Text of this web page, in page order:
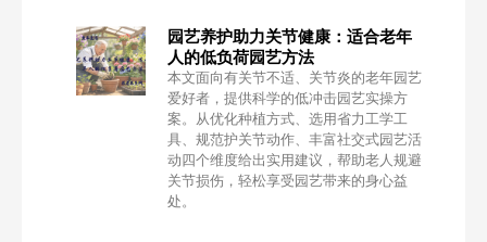
园艺养护助力关节健康：适合老年
人的低负荷园艺方法
本文面向有关节不适、关节炎的老年园艺
爱好者，提供科学的低冲击园艺实操方
案。从优化种植方式、选用省力工学工
具、规范护关节动作、丰富社交式园艺活
动四个维度给出实用建议，帮助老人规避
关节损伤，轻松享受园艺带来的身心益
处。